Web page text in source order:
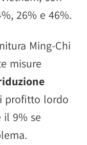
26% e 46%.
Ming-Chi
misure
profitto lordo
il 9% se